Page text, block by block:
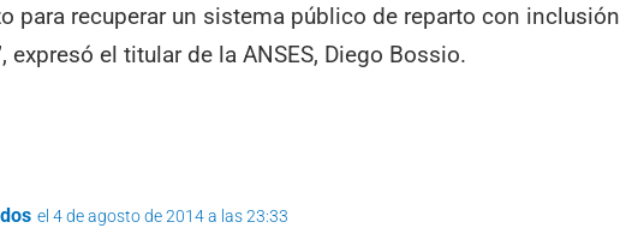
para recuperar un sistema público de reparto con inclusión
expresó el titular de la ANSES, Diego Bossio.
el 4 de agosto de 2014 a las 23:33